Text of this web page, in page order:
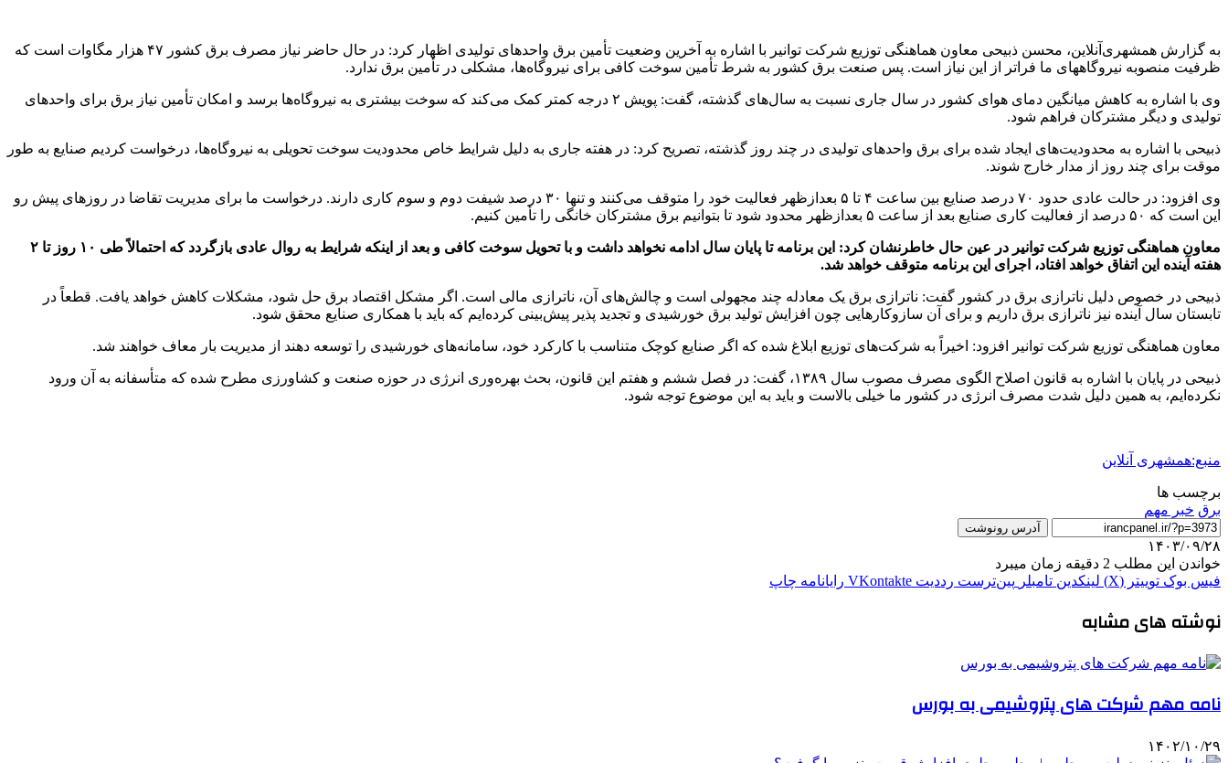
به گزارش همشهری‌آنلاین، محسن ذبیحی معاون هماهنگی توزیع شرکت توانیر با اشاره به آخرین وضعیت تأمین برق واحدهای تولیدی اظهار کرد: در حال حاضر نیاز مصرف برق کشور ۴۷ هزار مگاوات است که
ظرفیت منصوبه نیروگاههای ما فراتر از این نیاز است. پس صنعت برق کشور به شرط تأمین سوخت کافی برای نیروگاه‌ها، مشکلی در تأمین برق ندارد.
وی با اشاره به کاهش میانگین دمای هوای کشور در سال جاری نسبت به سال‌های گذشته، گفت: پویش ۲ درجه کمتر کمک می‌کند که سوخت بیشتری به نیروگاه‌ها برسد و امکان تأمین نیاز برق برای واحدهای
تولیدی و دیگر مشترکان فراهم شود.
ذبیحی با اشاره به محدودیت‌های ایجاد شده برای برق واحدهای تولیدی در چند روز گذشته، تصریح کرد: در هفته جاری به دلیل شرایط خاص محدودیت سوخت تحویلی به نیروگاه‌ها، درخواست کردیم صنایع به طور
موقت برای چند روز از مدار خارج شوند.
وی افزود: در حالت عادی حدود ۷۰ درصد صنایع بین ساعت ۴ تا ۵ بعدازظهر فعالیت خود را متوقف می‌کنند و تنها ۳۰ درصد شیفت دوم و سوم کاری دارند. درخواست ما برای مدیریت تقاضا در روزهای پیش رو
این است که ۵۰ درصد از فعالیت کاری صنایع بعد از ساعت ۵ بعدازظهر محدود شود تا بتوانیم برق مشترکان خانگی را تأمین کنیم.
معاون هماهنگی توزیع شرکت توانیر در عین حال خاطرنشان کرد: این برنامه تا پایان سال ادامه نخواهد داشت و با تحویل سوخت کافی و بعد از اینکه شرایط به روال عادی بازگردد که احتمالاً طی ۱۰ روز تا ۲
هفته آینده این اتفاق خواهد افتاد، اجرای این برنامه متوقف خواهد شد.
ذبیحی در خصوص دلیل ناترازی برق در کشور گفت: ناترازی برق یک معادله چند مجهولی است و چالش‌های آن، ناترازی مالی است. اگر مشکل اقتصاد برق حل شود، مشکلات کاهش خواهد یافت. قطعاً در
تابستان سال آینده نیز ناترازی برق داریم و برای آن سازوکارهایی چون افزایش تولید برق خورشیدی و تجدید پذیر پیش‌بینی کرده‌ایم که باید با همکاری صنایع محقق شود.
معاون هماهنگی توزیع شرکت توانیر افزود: اخیراً به شرکت‌های توزیع ابلاغ شده که اگر صنایع کوچک متناسب با کارکرد خود، سامانه‌های خورشیدی را توسعه دهند از مدیریت بار معاف خواهند شد.
ذبیحی در پایان با اشاره به قانون اصلاح الگوی مصرف مصوب سال ۱۳۸۹، گفت: در فصل ششم و هفتم این قانون، بحث بهره‌وری انرژی در حوزه صنعت و کشاورزی مطرح شده که متأسفانه به آن ورود
نکرده‌ایم، به همین دلیل شدت مصرف انرژی در کشور ما خیلی بالاست و باید به این موضوع توجه شود.
منبع:همشهری آنلاین
برچسب ها
برق خبر مهم
آدرس رونوشت
۱۴۰۳/۰۹/۲۸
خواندن این مطلب 2 دقیقه زمان میبرد
فیس بوک توییتر (X) لینکدین ‫تامبلر ‫پین‌ترست ‫رددیت ‫VKontakte رایانامه چاپ
نوشته های مشابه
نامه مهم شرکت های پتروشیمی به بورس
۱۴۰۲/۱۰/۲۹